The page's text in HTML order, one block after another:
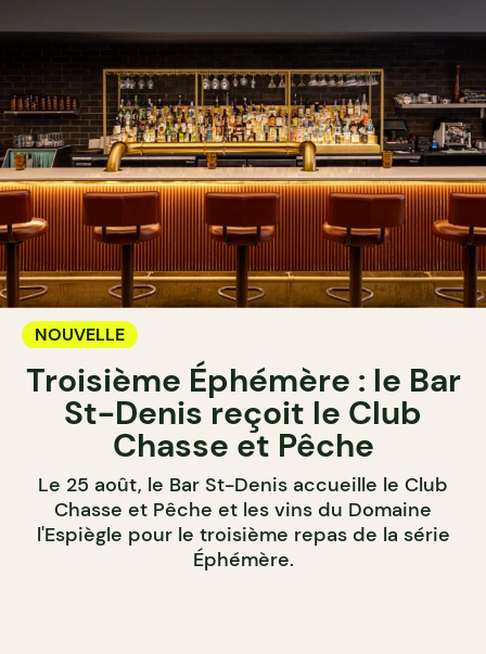
NOUVELLE
Troisième Éphémère : le Bar
St-Denis reçoit le Club
Chasse et Pêche
Le 25 août, le Bar St-Denis accueille le Club
Chasse et Pêche et les vins du Domaine
l'Espiègle pour le troisième repas de la série
Éphémère.